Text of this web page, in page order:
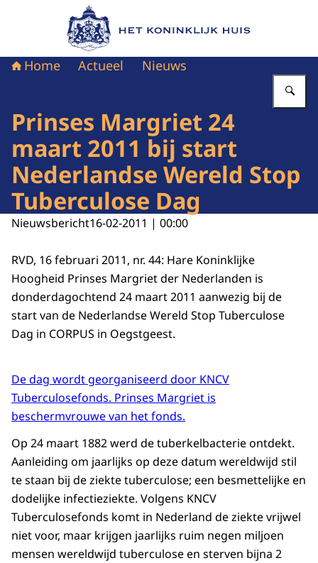
Naar de homepage van Het Koninklijk Huis
Home Actueel Nieuws
Prinses Margriet 24
maart 2011 bij start
Nederlandse Wereld Stop
Tuberculose Dag
Nieuwsbericht16-02-2011 | 00:00
RVD, 16 februari 2011, nr. 44: Hare Koninklijke
Hoogheid Prinses Margriet der Nederlanden is
donderdagochtend 24 maart 2011 aanwezig bij de
start van de Nederlandse Wereld Stop Tuberculose
Dag in CORPUS in Oegstgeest.
De dag wordt georganiseerd door KNCV
Tuberculosefonds. Prinses Margriet is
beschermvrouwe van het fonds.
Op 24 maart 1882 werd de tuberkelbacterie ontdekt.
Aanleiding om jaarlijks op deze datum wereldwijd stil
te staan bij de ziekte tuberculose; een besmettelijke en
dodelijke infectieziekte. Volgens KNCV
Tuberculosefonds komt in Nederland de ziekte vrijwel
niet voor, maar krijgen jaarlijks ruim negen miljoen
mensen wereldwijd tuberculose en sterven bijna 2